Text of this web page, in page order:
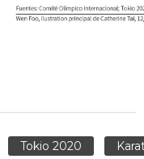
Tokio 2020